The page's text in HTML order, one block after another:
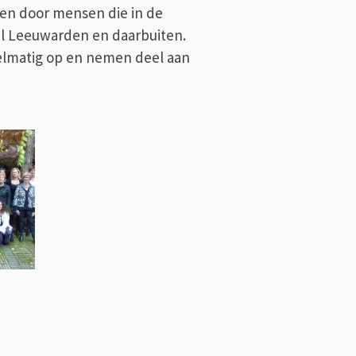
door mensen die in de
Leeuwarden en daarbuiten.
op en nemen deel aan